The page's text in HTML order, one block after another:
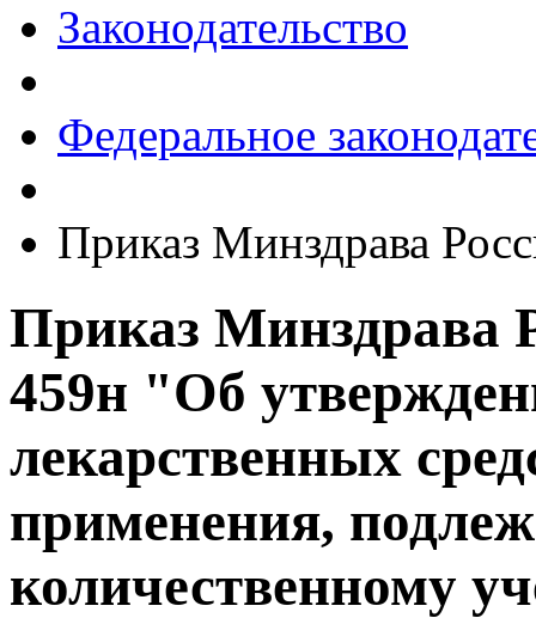
Законодательство
Федеральное
Приказ Минздрава
Приказ Минздрава
459н "Об
лекарственных
применения,
количественному